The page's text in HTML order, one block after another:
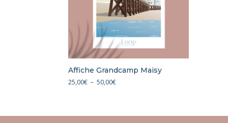
Affiche Grandcamp Maisy
25,00€ – 50,00€Plage